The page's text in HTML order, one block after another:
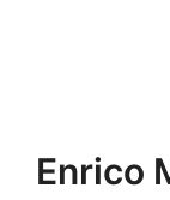
Enrico